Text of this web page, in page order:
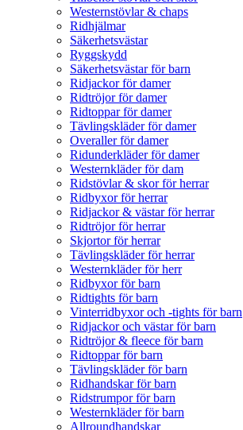
Westernstövlar & chaps
Ridhjälmar
Säkerhetsvästar
Ryggskydd
Säkerhetsvästar för barn
Ridjackor för damer
Ridtröjor för damer
Ridtoppar för damer
Tävlingskläder för damer
Overaller för damer
Ridunderkläder för damer
Westernkläder för dam
Ridstövlar & skor för herrar
Ridbyxor för herrar
Ridjackor & västar för herrar
Ridtröjor för herrar
Skjortor för herrar
Tävlingskläder för herrar
Westernkläder för herr
Ridbyxor för barn
Ridtights för barn
Vinterridbyxor och -tights för barn
Ridjackor och västar för barn
Ridtröjor & fleece för barn
Ridtoppar för barn
Tävlingskläder för barn
Ridhandskar för barn
Ridstrumpor för barn
Westernkläder för barn
Allroundhandskar